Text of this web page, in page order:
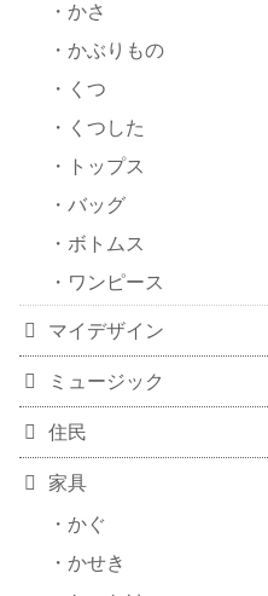
かさ
かぶりもの
くつ
くつした
トップス
バッグ
ボトムス
ワンピース
マイデザイン
ミュージック
住民
家具
かぐ
かせき